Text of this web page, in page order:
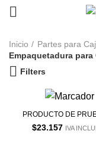
Inicio
Partes para
Empaquetadura
Filters
PRODUCTO DE
$23.157 IVA